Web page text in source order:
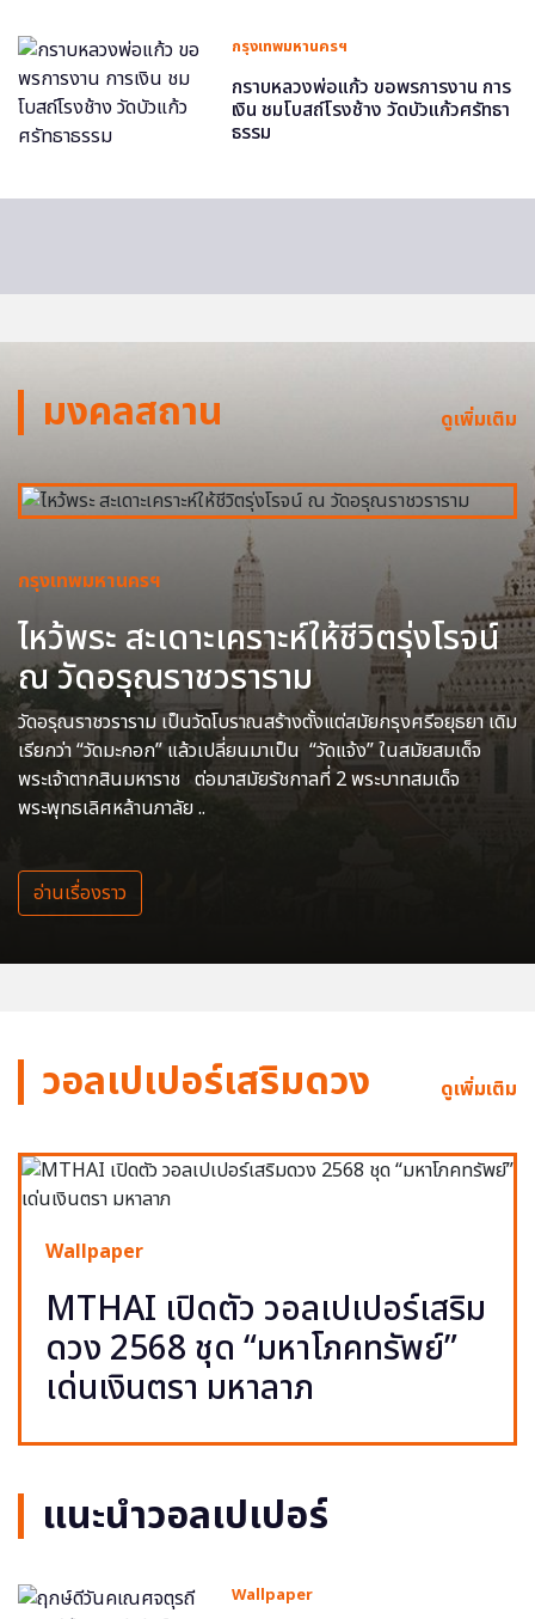
กรุงเทพมหานครฯ
กราบหลวงพ่อแก้ว ขอพรการงาน การ
เงิน ชมโบสถ์โรงช้าง วัดบัวแก้วศรัทธา
ธรรม
มงคลสถาน ดูเพิ่มเติม
กรุงเทพมหานครฯ
ไหว้พระ สะเดาะเคราะห์ให้ชีวิตรุ่งโรจน์
ณ วัดอรุณราชวราราม
วัดอรุณราชวราราม เป็นวัดโบราณสร้างตั้งแต่สมัยกรุงศรีอยุธยา เดิม
เรียกว่า “วัดมะกอก” แล้วเปลี่ยนมาเป็น “วัดแจ้ง” ในสมัยสมเด็จ
พระเจ้าตากสินมหาราช ต่อมาสมัยรัชกาลที่ 2 พระบาทสมเด็จ
พระพุทธเลิศหล้านภาลัย ..
อ่านเรื่องราว
วอลเปเปอร์เสริมดวง ดูเพิ่มเติม
Wallpaper
MTHAI เปิดตัว วอลเปเปอร์เสริม
ดวง 2568 ชุด “มหาโภคทรัพย์”
เด่นเงินตรา มหาลาภ
แนะนำวอลเปเปอร์
Wallpaper